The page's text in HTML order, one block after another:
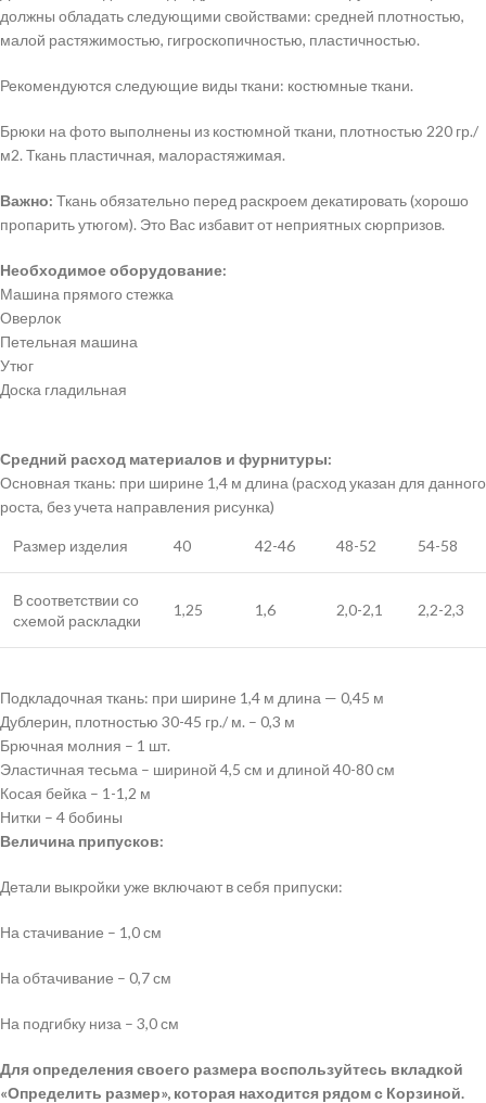
должны обладать следующими свойствами: средней плотностью,
малой растяжимостью, гигроскопичностью, пластичностью.
Рекомендуются следующие виды ткани: костюмные ткани.
Брюки на фото выполнены из костюмной ткани, плотностью 220 гр./
м2. Ткань пластичная, малорастяжимая.
Важно: Ткань обязательно перед раскроем декатировать (хорошо
пропарить утюгом). Это Вас избавит от неприятных сюрпризов.
Необходимое оборудование:
Машина прямого стежка
Оверлок
Петельная машина
Утюг
Доска гладильная
Средний расход материалов и фурнитуры:
Основная ткань: при ширине 1,4 м длина (расход указан для данного
роста, без учета направления рисунка)
Размер изделия 40 42-46 48-52 54-58
В соответствии со
схемой раскладки
1,25 1,6 2,0-2,1 2,2-2,3
Подкладочная ткань: при ширине 1,4 м длина — 0,45 м
Дублерин, плотностью 30-45 гр./ м. – 0,3 м
Брючная молния – 1 шт.
Эластичная тесьма – шириной 4,5 см и длиной 40-80 см
Косая бейка – 1-1,2 м
Нитки – 4 бобины
Величина припусков:
Детали выкройки уже включают в себя припуски:
На стачивание – 1,0 см
На обтачивание – 0,7 см
На подгибку низа – 3,0 см
Для определения своего размера воспользуйтесь вкладкой
«Определить размер», которая находится рядом с Корзиной.